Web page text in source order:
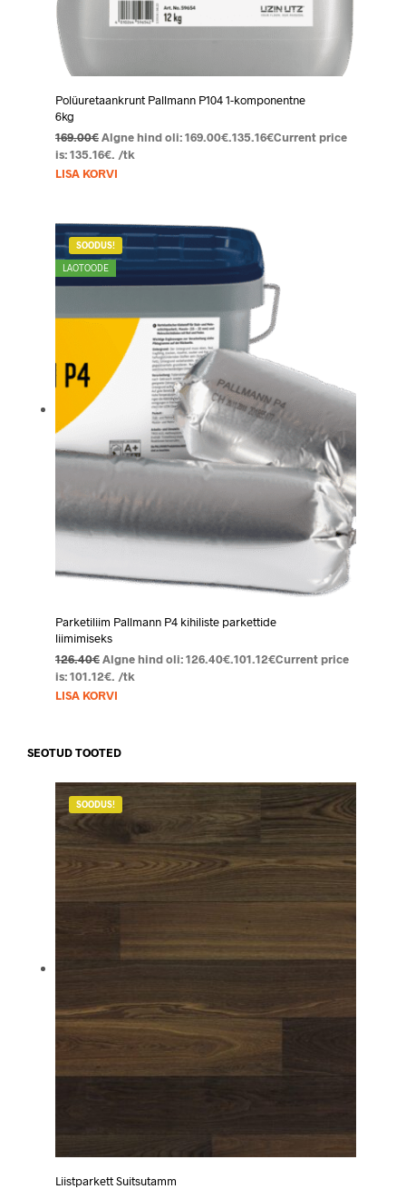
Polüuretaankrunt Pallmann P104 1-komponentne
6kg
169.00€ Algne hind oli: 169.00€.135.16€Current price
is: 135.16€. /tk
LISA KORVI
SOODUS!
LAOTOODE
Parketiliim Pallmann P4 kihiliste parkettide
liimimiseks
126.40€ Algne hind oli: 126.40€.101.12€Current price
is: 101.12€. /tk
LISA KORVI
SEOTUD TOOTED
SOODUS!
Liistparkett Suitsutamm